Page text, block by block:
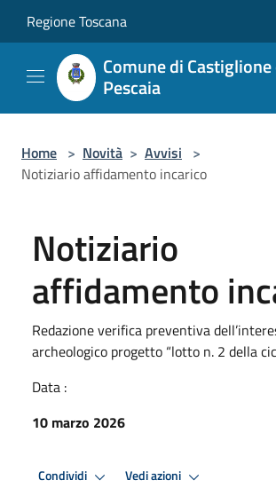
Regione Toscana
Comune di
Pescaia
Home > Novità > Avvisi >
Notiziario affidamento incarico
Notiziario
affidamento
Redazione verifica preventiva
archeologico progetto “lotto n. 2 della
Data :
10 marzo 2026
Condividi Vedi azioni